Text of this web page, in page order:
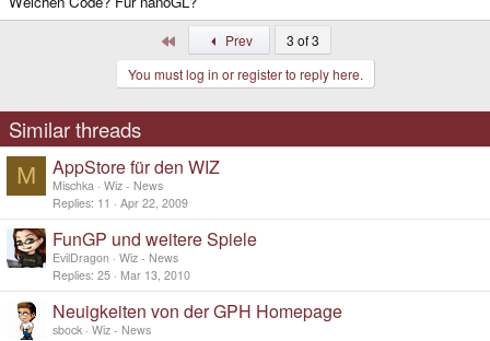
Aber ich glaub das wurde auch schon gefragt und die Antwort war, dass
GPH bald eine funktionierende opengles_lite.so-Datei veröffentlicht.
Kannst du mal deinen Code posten? Das würde mich genauer
Prev
3 of 3
You must log in or register to reply here.
Similar threads
M AppStore für den WIZ
Mischka Wiz - News
Replies 11 Apr 22, 2009
FunGP und weitere Spiele
EvilDragon
Wiz - News
Replies 25 Mar 13, 2010
Neuigkeiten von der GPH Homepage
sbock Wiz - News